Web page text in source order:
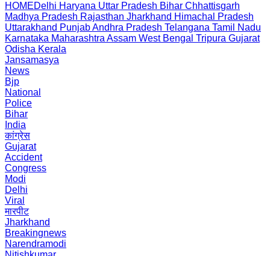
HOMEDelhi Haryana Uttar Pradesh Bihar Chhattisgarh
Madhya Pradesh Rajasthan Jharkhand Himachal Pradesh
Uttarakhand PunjabAndhra Pradesh Telangana Tamil Nadu
Karnataka Maharashtra Assam West Bengal Tripura Gujarat
Odisha Kerala
Jansamasya
News
Bjp
National
Police
Bihar
India
कांग्रेस
Gujarat
Accident
Congress
Modi
Delhi
Viral
मारपीट
Jharkhand
Breakingnews
Narendramodi